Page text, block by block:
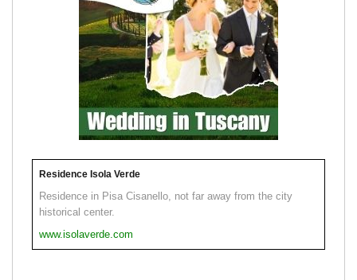
Residence Isola Verde
Residence in Pisa Cisanello, not far away from the city
historical center.
www.isolaverde.com